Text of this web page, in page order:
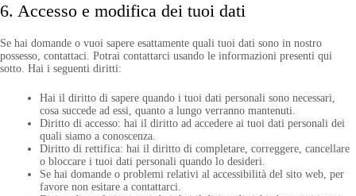
6. Accesso e modifica dei tuoi dati
Se hai domande o vuoi sapere esattamente quali tuoi dati sono in nostro
possesso, contattaci. Potrai contattarci usando le informazioni presenti qui
sotto. Hai i seguenti diritti:
Hai il diritto di sapere quando i tuoi dati personali sono necessari,
cosa succede ad essi, quanto a lungo verranno mantenuti.
Diritto di accesso: hai il diritto ad accedere ai tuoi dati personali dei
quali siamo a conoscenza.
Diritto di rettifica: hai il diritto di completare, correggere, cancellare
o bloccare i tuoi dati personali quando lo desideri.
Se hai domande o problemi relativi al accessibilità del sito web, per
favore non esitare a contattarci.